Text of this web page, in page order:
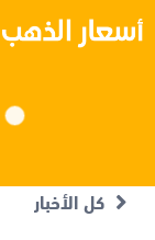
كل الأخبار